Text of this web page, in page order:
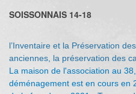
SOISSONNAIS 14-18
l’Inventaire et la Préservation
anciennes, la préservation des
La maison de l'association au
déménagement est en cours en